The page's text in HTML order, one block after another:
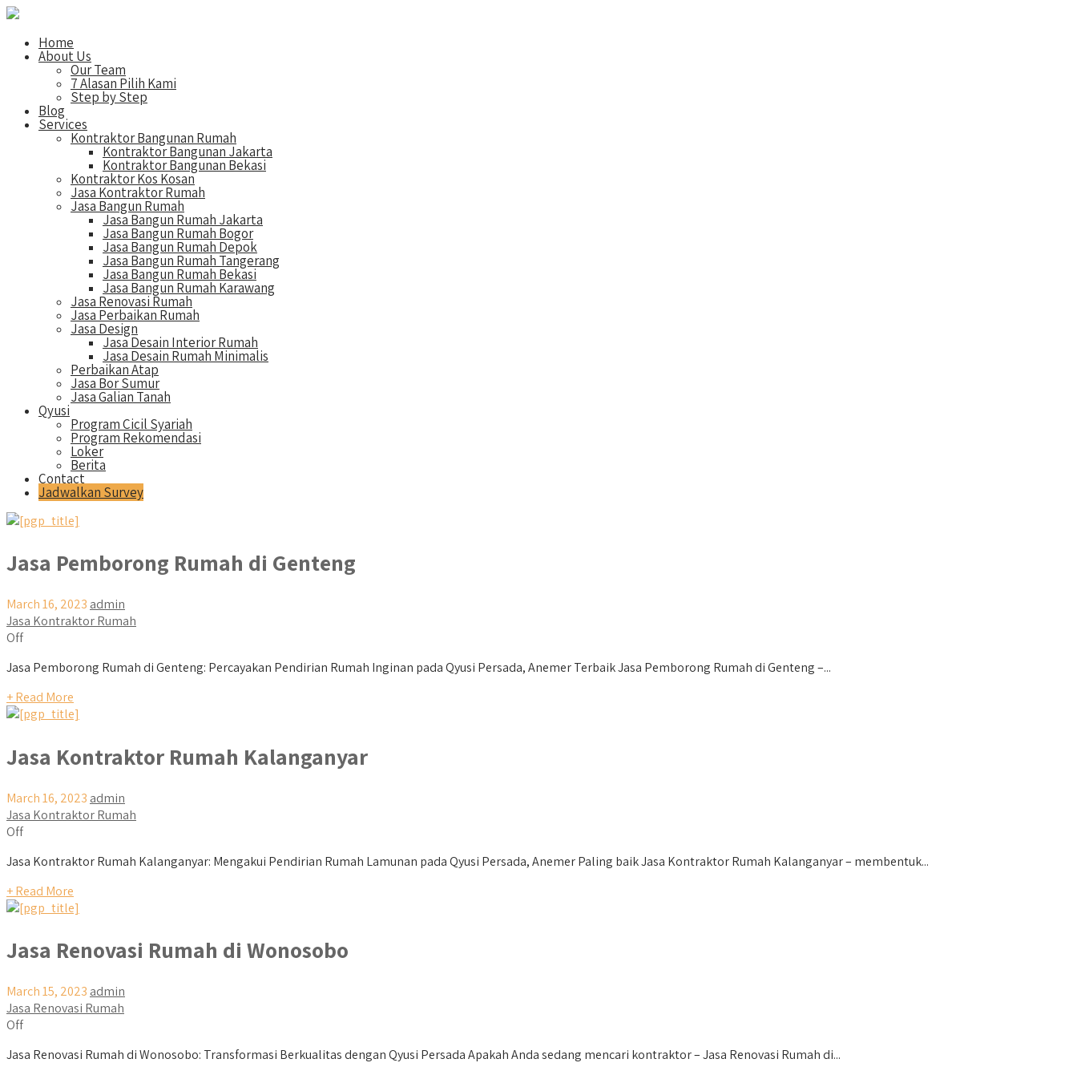
Home
About Us
Our Team
7 Alasan Pilih Kami
Step by Step
Blog
Services
Kontraktor Bangunan Rumah
Kontraktor Bangunan Jakarta
Kontraktor Bangunan Bekasi
Kontraktor Kos Kosan
Jasa Kontraktor Rumah
Jasa Bangun Rumah
Jasa Bangun Rumah Jakarta
Jasa Bangun Rumah Bogor
Jasa Bangun Rumah Depok
Jasa Bangun Rumah Tangerang
Jasa Bangun Rumah Bekasi
Jasa Bangun Rumah Karawang
Jasa Renovasi Rumah
Jasa Perbaikan Rumah
Jasa Design
Jasa Desain Interior Rumah
Jasa Desain Rumah Minimalis
Perbaikan Atap
Jasa Bor Sumur
Jasa Galian Tanah
Qyusi
Program Cicil Syariah
Program Rekomendasi
Loker
Berita
Contact
Jadwalkan Survey
Jasa Pemborong Rumah di Genteng
March 16, 2023 admin
Jasa Kontraktor Rumah
Off
Jasa Pemborong Rumah di Genteng: Percayakan Pendirian Rumah Inginan pada Qyusi Persada, Anemer Terbaik Jasa Pemborong Rumah di Genteng –...
+ Read More
Jasa Kontraktor Rumah Kalanganyar
March 16, 2023 admin
Jasa Kontraktor Rumah
Off
Jasa Kontraktor Rumah Kalanganyar: Mengakui Pendirian Rumah Lamunan pada Qyusi Persada, Anemer Paling baik Jasa Kontraktor Rumah Kalanganyar – membentuk...
+ Read More
Jasa Renovasi Rumah di Wonosobo
March 15, 2023 admin
Jasa Renovasi Rumah
Off
Jasa Renovasi Rumah di Wonosobo: Transformasi Berkualitas dengan Qyusi Persada Apakah Anda sedang mencari kontraktor – Jasa Renovasi Rumah di...